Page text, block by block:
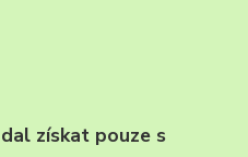
získat pouze s